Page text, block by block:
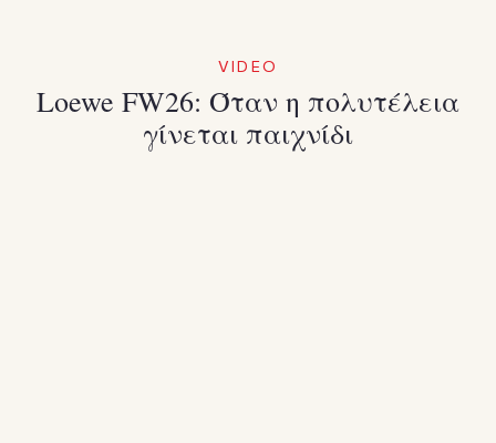
VIDEO
Loewe FW26: Όταν η πολυτέλεια
γίνεται παιχνίδι